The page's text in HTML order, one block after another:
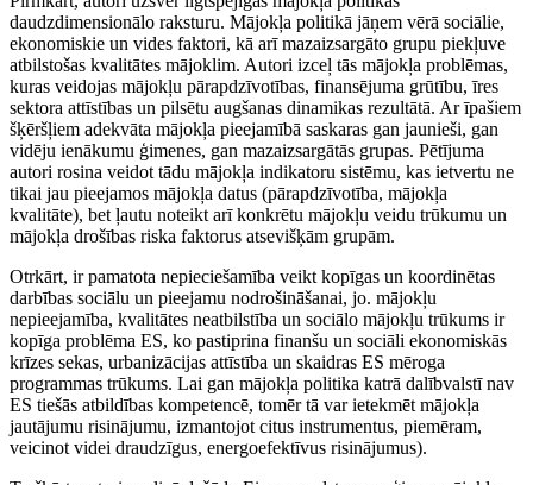
daudzdimensionālo raksturu. Mājokļa politikā jāņem vērā sociālie,
ekonomiskie un vides faktori, kā arī mazaizsargāto grupu piekļuve
atbilstošas kvalitātes mājoklim. Autori izceļ tās mājokļa problēmas,
kuras veidojas mājokļu pārapdzīvotības, finansējuma grūtību, īres
sektora attīstības un pilsētu augšanas dinamikas rezultātā. Ar īpašiem
šķēršļiem adekvāta mājokļa pieejamībā saskaras gan jaunieši, gan
vidēju ienākumu ģimenes, gan mazaizsargātās grupas. Pētījuma
autori rosina veidot tādu mājokļa indikatoru sistēmu, kas ietvertu ne
tikai jau pieejamos mājokļa datus (pārapdzīvotība, mājokļa
kvalitāte), bet ļautu noteikt arī konkrētu mājokļu veidu trūkumu un
mājokļa drošības riska faktorus atsevišķām grupām.
Otrkārt, ir pamatota nepieciešamība veikt kopīgas un koordinētas
darbības sociālu un pieejamu nodrošināšanai, jo. mājokļu
nepieejamība, kvalitātes neatbilstība un sociālo mājokļu trūkums ir
kopīga problēma ES, ko pastiprina finanšu un sociāli ekonomiskās
krīzes sekas, urbanizācijas attīstība un skaidras ES mēroga
programmas trūkums. Lai gan mājokļa politika katrā dalībvalstī nav
ES tiešās atbildības kompetencē, tomēr tā var ietekmēt mājokļa
jautājumu risinājumu, izmantojot citus instrumentus, piemēram,
veicinot videi draudzīgus, energoefektīvus risinājumus).